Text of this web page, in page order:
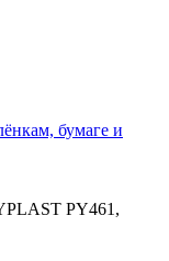
бумаге и
PY461,